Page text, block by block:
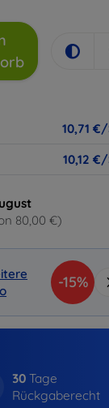
10,71
10,12
80,00 €)
-15%
30Tage
Rückgaberecht